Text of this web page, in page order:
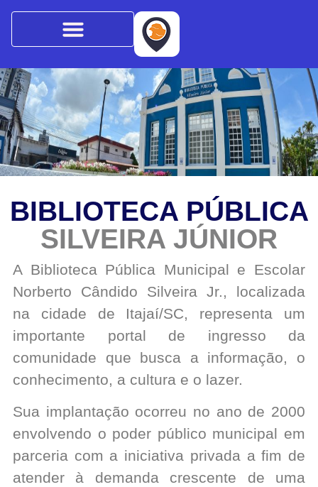
BIBLIOTECA PÚBLICA
SILVEIRA JÚNIOR
A Biblioteca Pública Municipal e Escolar
Norberto Cândido Silveira Jr., localizada
na cidade de Itajaí/SC, representa um
importante portal de ingresso da
comunidade que busca a informação, o
conhecimento, a cultura e o lazer.
Sua implantação ocorreu no ano de 2000
envolvendo o poder público municipal em
parceria com a iniciativa privada a fim de
atender à demanda crescente de uma